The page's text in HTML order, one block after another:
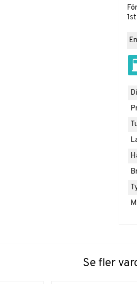
1st
Se fler